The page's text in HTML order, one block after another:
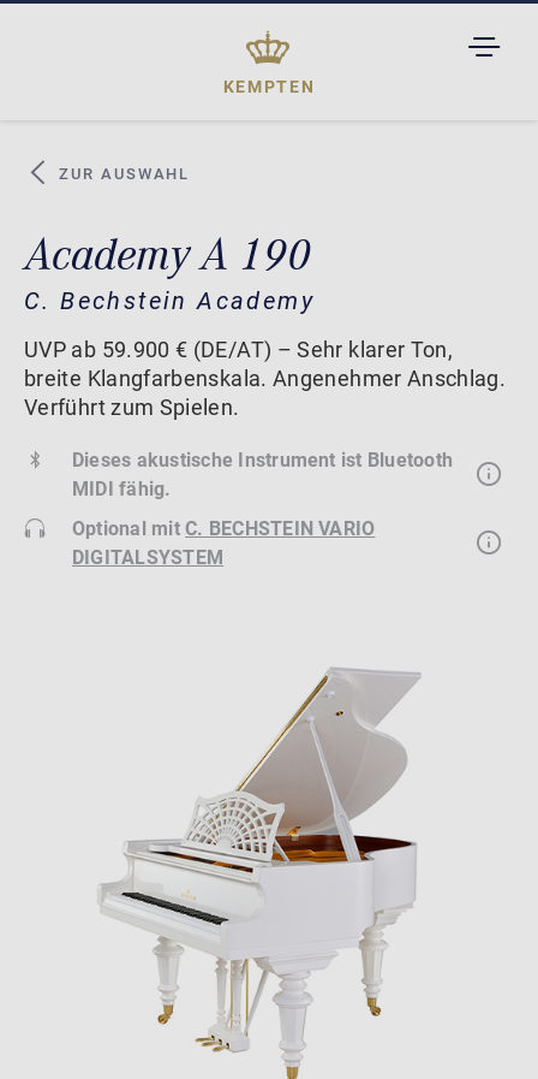
KEMPTEN
ZUR AUSWAHL
Academy A 190
C. Bechstein Academy
UVP ab 59.900 € (DE/AT) – Sehr klarer Ton,
breite Klangfarbenskala. Angenehmer Anschlag.
Verführt zum Spielen.
Dieses akustische Instrument ist Bluetooth
MIDI fähig.
Optional mitC. BECHSTEIN VARIO
DIGITALSYSTEM